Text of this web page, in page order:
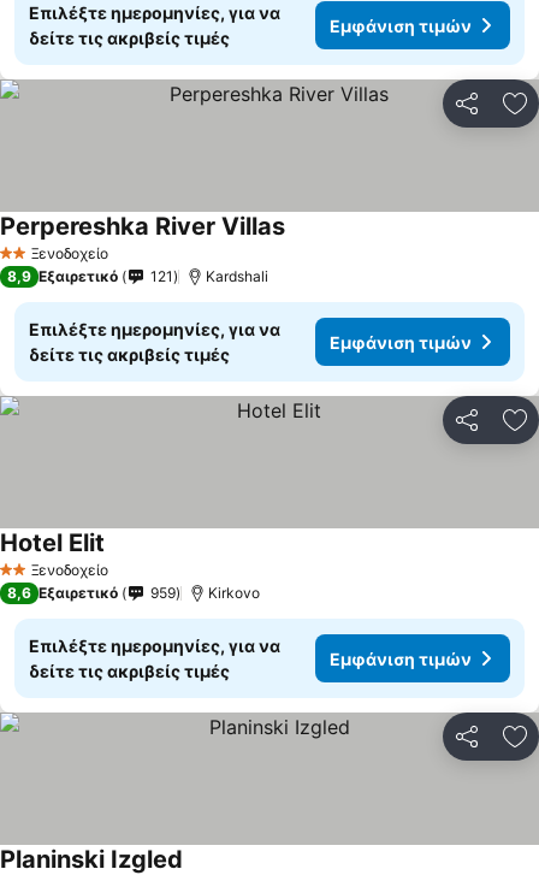
Επιλέξτε ημερομηνίες, για να
δείτε τις ακριβείς τιμές
Εμφάνιση τιμών
2 ΑστέριαΞενοδοχείο
Perpereshka River Villas
8,9 Εξαιρετικό 121 Kardshali
Επιλέξτε ημερομηνίες, για να
δείτε τις ακριβείς τιμές
Εμφάνιση τιμών
2 ΑστέριαΞενοδοχείο
Hotel Elit
8,6 Εξαιρετικό 959 Kirkovo
Επιλέξτε ημερομηνίες, για να
δείτε τις ακριβείς τιμές
Εμφάνιση τιμών
Planinski Izgled